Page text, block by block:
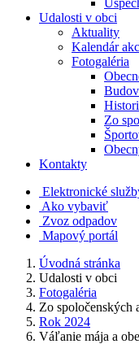
Udalosti v obci
Aktuality
Kalendár
Fotogaléria
Zo
Kontakty
Elektronické
Ako vybaviť
Zvoz odpadov
Mapový portál
Úvodná stránka
Udalosti v obci
Fotogaléria
Zo spoločenských
Rok 2024
Váľanie mája a